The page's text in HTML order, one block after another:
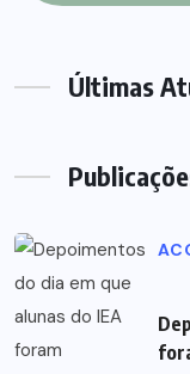
Últimas